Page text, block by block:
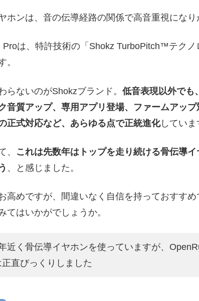
ホンは、音の伝導経路の関係で高音重視になり
Proは、特許技術の「Shokz TurboPitch™テクノ
。
らないのがShokzブランド。 低音表現以外でも
音質アップ、専用アプリ登場、ファームアッ
正式対応など、あらゆる点で正統進化していま
、 これは先数年はトップを走り続ける骨伝導
、と感じました。
高めですが、間違いなく自信を持っておすす
てはいかがでしょうか。
近く骨伝導イヤホンを使っていますが、
正直びっくりしました